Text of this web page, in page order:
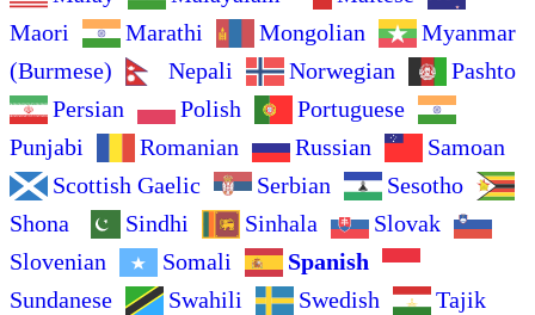
Maori
Marathi Mongolian
Myanmar
(Burmese)
Nepali Norwegian
Pashto
Persian
Polish
Portuguese
Punjabi
Romanian Russian
Samoan
Scottish Gaelic
Serbian
Sesotho
Shona
Sindhi Sinhala
Slovak
Slovenian
Somali
Spanish
Sundanese
Swahili Swedish Tajik